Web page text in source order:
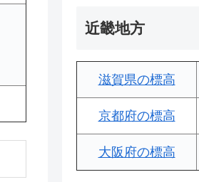
近畿地方
滋賀県の標高
京都府の標高
大阪府の標高